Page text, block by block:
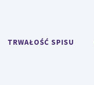
TRWAŁOŚĆ SPISU